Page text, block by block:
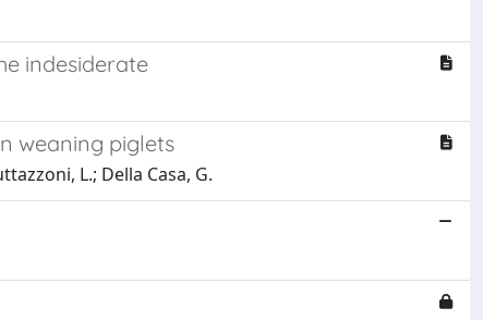
indesiderate
weaning piglets
L.; Della Casa, G.